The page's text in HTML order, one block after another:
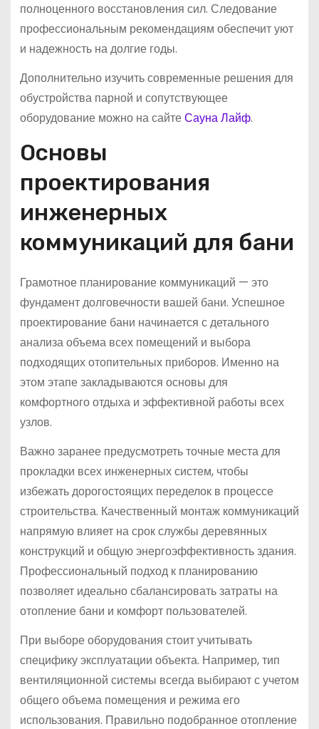
полноценного восстановления сил. Следование
профессиональным рекомендациям обеспечит уют
и надежность на долгие годы.
Дополнительно изучить современные решения для
обустройства парной и сопутствующее
оборудование можно на сайтеСауна Лайф.
Основы
проектирования
инженерных
коммуникаций для бани
Грамотное планирование коммуникаций — это
фундамент долговечности вашей бани. Успешное
проектирование бани начинается с детального
анализа объема всех помещений и выбора
подходящих отопительных приборов. Именно на
этом этапе закладываются основы для
комфортного отдыха и эффективной работы всех
узлов.
Важно заранее предусмотреть точные места для
прокладки всех инженерных систем, чтобы
избежать дорогостоящих переделок в процессе
строительства. Качественный монтаж коммуникаций
напрямую влияет на срок службы деревянных
конструкций и общую энергоэффективность здания.
Профессиональный подход к планированию
позволяет идеально сбалансировать затраты на
отопление бани и комфорт пользователей.
При выборе оборудования стоит учитывать
специфику эксплуатации объекта. Например, тип
вентиляционной системы всегда выбирают с учетом
общего объема помещения и режима его
использования. Правильно подобранное отопление